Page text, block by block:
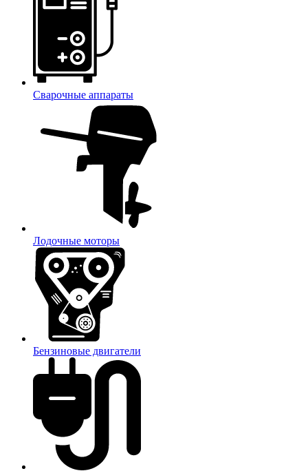
Сварочные аппараты
Лодочные моторы
Бензиновые двигатели